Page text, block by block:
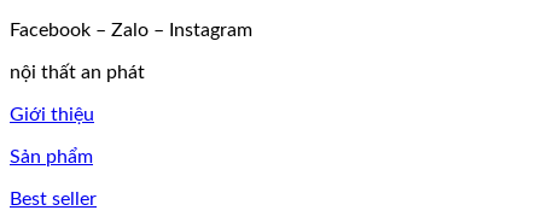
Facebook – Zalo – Instagram
nội thất an phát
Giới thiệu
Sản phẩm
Best seller